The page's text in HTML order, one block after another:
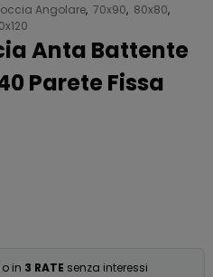
Angolare, 70x90, 80x80,
Anta Battente
Parete Fissa
in 3 RATE senza interessi